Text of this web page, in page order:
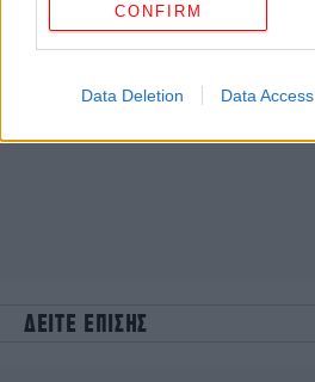
CONFIRM
Data Deletion Data Access
ΔΕΙΤΕ ΕΠΙΣΗΣ